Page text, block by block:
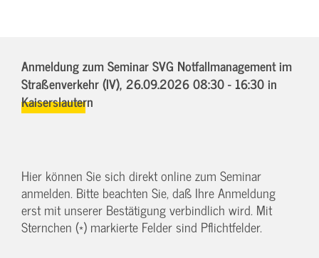
Anmeldung zum Seminar SVG Notfallmanagement im
Straßenverkehr (IV), 26.09.2026 08:30 - 16:30in
Kaiserslautern
Hier können Sie sich direkt online zum Seminar
anmelden. Bitte beachten Sie, daß Ihre Anmeldung
erst mit unserer Bestätigung verbindlich wird. Mit
Sternchen (*) markierte Felder sind Pflichtfelder.